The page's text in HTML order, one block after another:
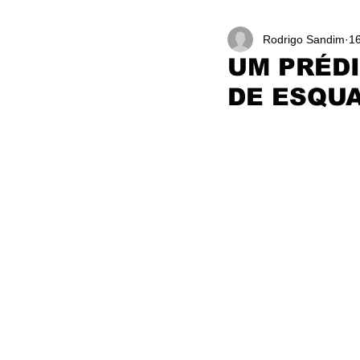
UM
DE
Rodrigo Sandim